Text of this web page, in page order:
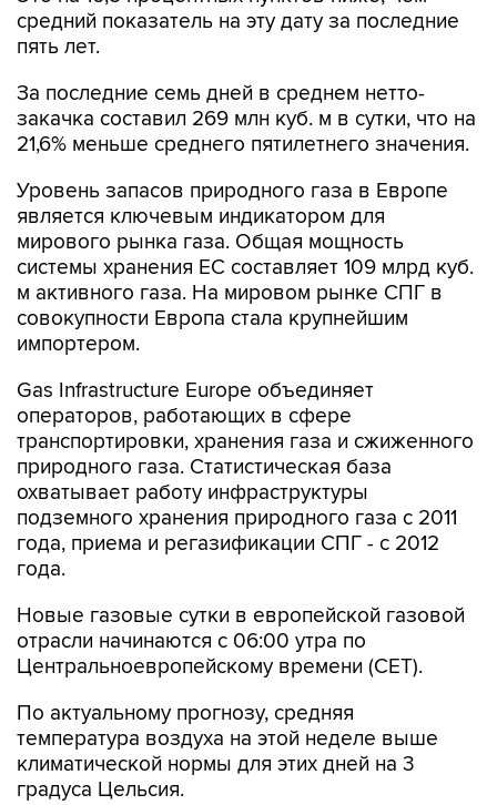
средний показатель на эту дату за последние
пять лет.
За последние семь дней в среднем нетто-
закачка составил 269 млн куб. м в сутки, что на
21,6% меньше среднего пятилетнего значения.
Уровень запасов природного газа в Европе
является ключевым индикатором для
мирового рынка газа. Общая мощность
системы хранения ЕС составляет 109 млрд куб.
м активного газа. На мировом рынке СПГ в
совокупности Европа стала крупнейшим
импортером.
Gas Infrastructure Europe объединяет
операторов, работающих в сфере
транспортировки, хранения газа и сжиженного
природного газа. Статистическая база
охватывает работу инфраструктуры
подземного хранения природного газа с 2011
года, приема и регазификации СПГ - с 2012
года.
Новые газовые сутки в европейской газовой
отрасли начинаются c 06:00 утра по
Центральноевропейскому времени (CET).
По актуальному прогнозу, средняя
температура воздуха на этой неделе выше
климатической нормы для этих дней на 3
градуса Цельсия.